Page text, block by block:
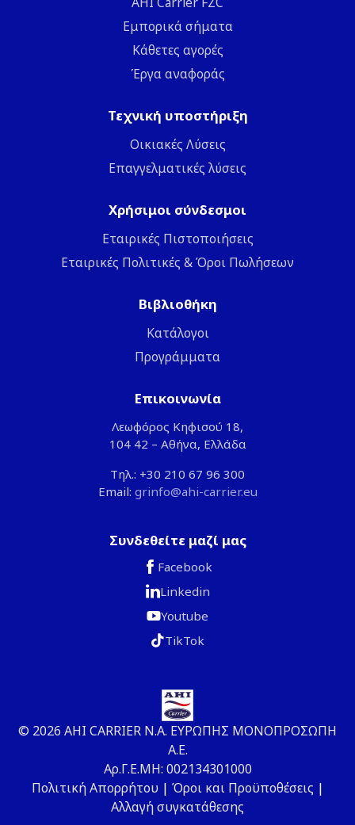
Εμπορικά σήματα
Κάθετες αγορές
Έργα αναφοράς
Τεχνική υποστήριξη
Οικιακές Λύσεις
Επαγγελματικές λύσεις
Χρήσιμοι σύνδεσμοι
Εταιρικές Πιστοποιήσεις
Εταιρικές Πολιτικές & Όροι Πωλήσεων
Βιβλιοθήκη
Κατάλογοι
Προγράμματα
Επικοινωνία
Λεωφόρος Κηφισού 18,
104 42 – Αθήνα, Ελλάδα
Τηλ.: +30 210 67 96 300
Email: grinfo@ahi-carrier.eu
Συνδεθείτε μαζί μας
Facebook
Linkedin
Youtube
TikTok
© 2026 ΑΗΙ CARRIER Ν.Α. ΕΥΡΩΠΗΣ ΜΟΝΟΠΡΟΣΩΠΗ
Α.Ε.
Αρ.Γ.Ε.ΜΗ: 002134301000
Πολιτική Απορρήτου | Όροι και Προϋποθέσεις |
Αλλαγή συγκατάθεσης